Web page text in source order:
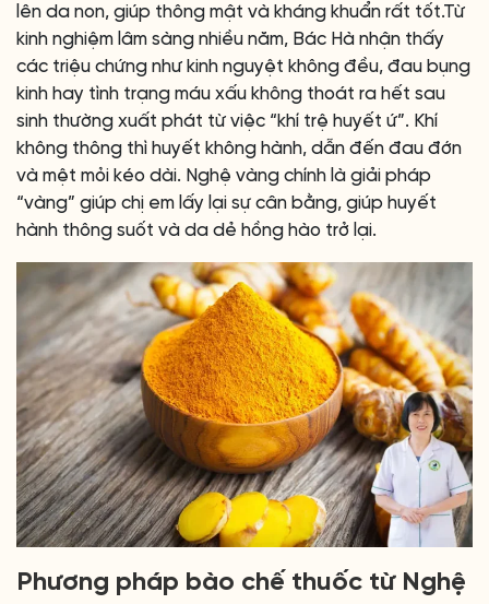
lên da non, giúp thông mật và kháng khuẩn rất tốt.Từ
kinh nghiệm lâm sàng nhiều năm, Bác Hà nhận thấy
các triệu chứng như kinh nguyệt không đều, đau bụng
kinh hay tình trạng máu xấu không thoát ra hết sau
sinh thường xuất phát từ việc “khí trệ huyết ứ”. Khí
không thông thì huyết không hành, dẫn đến đau đớn
và mệt mỏi kéo dài. Nghệ vàng chính là giải pháp
“vàng” giúp chị em lấy lại sự cân bằng, giúp huyết
hành thông suốt và da dẻ hồng hào trở lại.
Phương pháp bào chế thuốc từ Nghệ